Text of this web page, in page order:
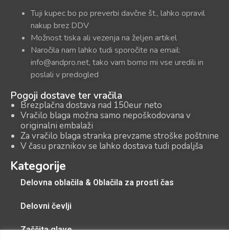
Tuji kupec bo po preverbi davčne št., lahko opravil
nakup brez DDV
Možnost tiska ali vezenja na željen artikel
Naročila nam lahko tudi sporočite na email:
info@andpro.net, tako vam bomo mi vse uredili in
poslali v predogled
Pogoji dostave ter vračila
Brezplačna dostava nad 150eur neto
Vračilo blaga možna samo nepoškodovana v
originalni embalaži
Za vračilo blaga stranka prevzame stroške poštnine
V času praznikov se lahko dostava tudi podaljša
Kategorije
Delovna oblačila & Oblačila za prosti čas
Delovni čevlji
Zaščita glave